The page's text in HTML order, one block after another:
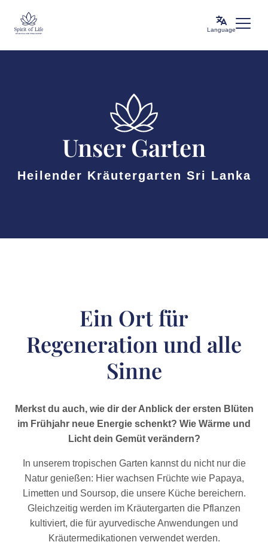
Language
Unser Garten
Heilender Kräutergarten Sri Lanka
Ein Ort für
Regeneration und alle
Sinne
Merkst du auch, wie dir der Anblick der ersten Blüten
im Frühjahr neue Energie schenkt? Wie Wärme und
Licht dein Gemüt verändern?
In unserem tropischen Garten kannst du nicht nur die
Natur genießen: Hier wachsen Früchte wie Papaya,
Limetten und Soursop, die unsere Küche bereichern.
Gleichzeitig werden im Kräutergarten die Pflanzen
kultiviert, die für ayurvedische Anwendungen und
Kräutermedikationen verwendet werden.